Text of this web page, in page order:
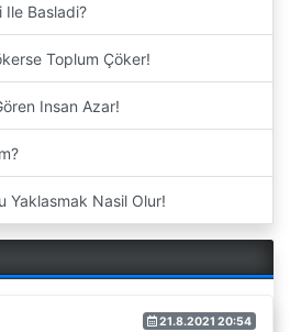
Ile Basladi?
Toplum Çöker!
Insan Azar!
Yaklasmak Nasil Olur!
21.8.2021 20:54